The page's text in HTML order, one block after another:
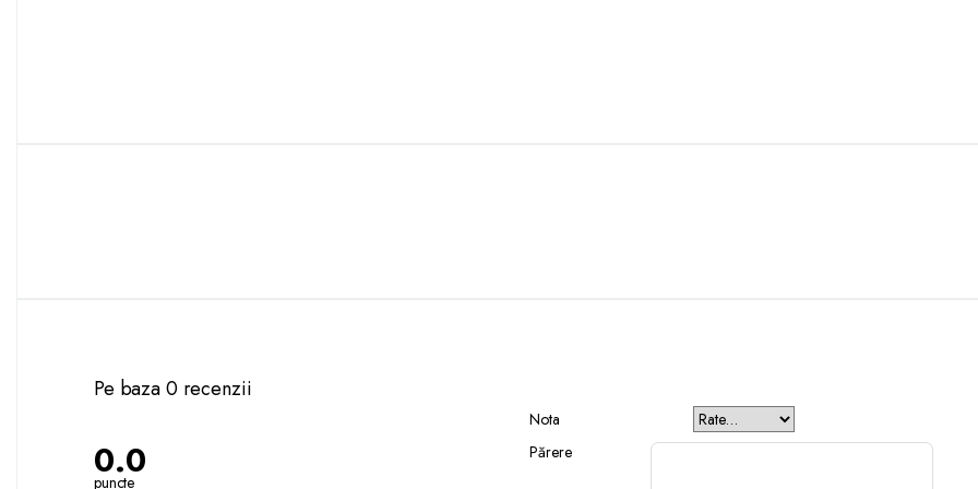
Pe baza 0 recenzii
0.0
puncte
Nota
Părere